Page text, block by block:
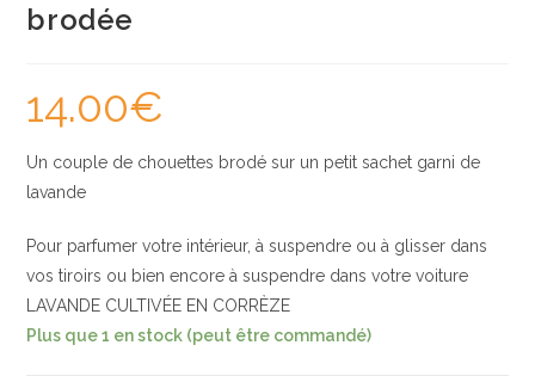
brodée
14.00€
Un couple de chouettes brodé sur un petit sachet garni de
lavande
Pour parfumer votre intérieur, à suspendre ou à glisser dans
vos tiroirs ou bien encore à suspendre dans votre voiture
LAVANDE CULTIVÉE EN CORRÈZE
Plus que 1 en stock (peut être commandé)